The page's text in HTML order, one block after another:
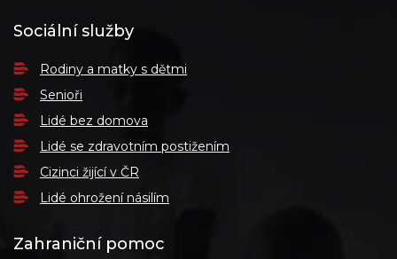
Sociální služby
Rodiny a matky s dětmi
Senioři
Lidé bez domova
Lidé se zdravotním postižením
Cizinci žijící v ČR
Lidé ohrožení násilím
Zahraniční pomoc